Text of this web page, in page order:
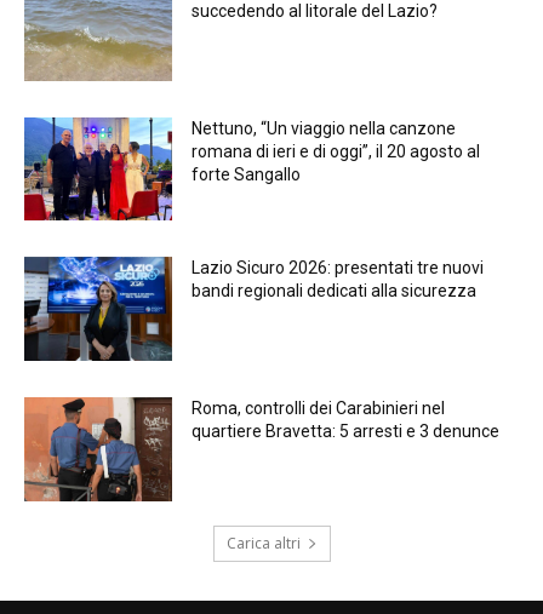
succedendo al litorale del Lazio?
Nettuno, “Un viaggio nella canzone
romana di ieri e di oggi”, il 20 agosto al
forte Sangallo
Lazio Sicuro 2026: presentati tre nuovi
bandi regionali dedicati alla sicurezza
Roma, controlli dei Carabinieri nel
quartiere Bravetta: 5 arresti e 3 denunce
Carica altri